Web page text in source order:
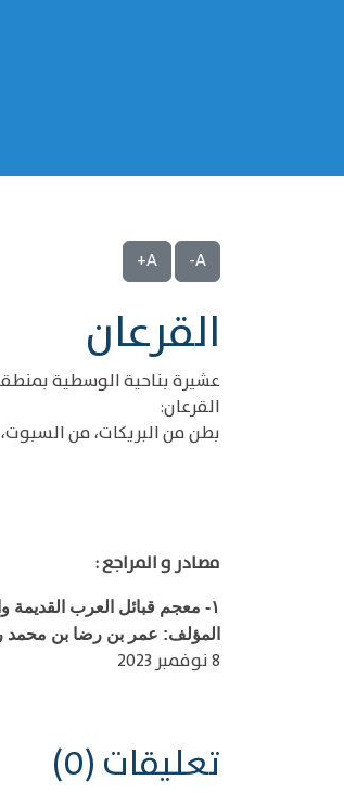
A-
A+
القرعان
عشيرة بناحية الوسطية
القرعان:
بطن من البريكات، من السبوت،
مصادر و المراجع :
١-
معجم قبائل العرب القديمة
المؤلف: عمر بن رضا بن محمد
8 نوفمبر 2023
تعليقات (0)